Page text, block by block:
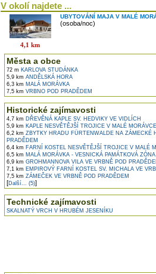
V okolí najdete ...
4,1 km
UBYTOVÁNÍ MAJA V MALÉ
(osoba/noc)
Města a obce
72 m KARLOVA STUDÁNKA
5,9 km ANDĚLSKÁ HORA
6,3 km MALÁ MORÁVKA
7,5 km VRBNO POD PRADĚDEM
Historické zajímavosti
4,7 km DŘEVĚNÁ KAPLE SV. HEDVIKY VE VIDLÍCH
5,9 km KAPLE NESVĚTĚJŠÍ TROJICE V MALÉ MORÁVCE
6,2 km ZBYTKY HRADU FÜRTENWALDE NA ZÁMECKÉ
PRADĚDEM
6,4 km FARNÍ KOSTEL NESVĚTĚJŠÍ TROJICE V MALÉ
6,5 km MALÁ MORÁVKA - VESNICKÁ PAMÁTKOVÁ ZÓNA
6,9 km GROHMANNOVA VILA VE VRBNĚ POD
7,1 km EMPIROVÝ FARNÍ KOSTEL SV. MICHALA VE
7,5 km ZÁMEČEK VE VRBNĚ POD PRADĚDEM
[Další... (5)]
Technické zajímavosti
SKALNATÝ VRCH V HRUBÉM JESENÍKU